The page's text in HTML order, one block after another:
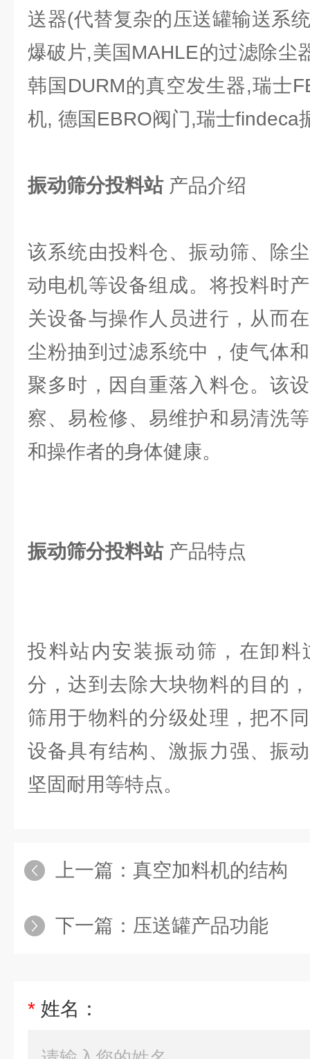
送器(代替复杂的压送罐输送系
爆破片,美国MAHLE的过滤除尘
韩国DURM的真空发生器,瑞士
机, 德国EBRO阀门,瑞士findeca
振动筛分投料站产品介绍
该系统由投料仓、振动筛、除
动电机等设备组成。将投料时
关设备与操作人员进行，从而
尘粉抽到过滤系统中，使气体
聚多时，因自重落入料仓。该
察、易检修、易维护和易清洗
和操作者的身体健康。
振动筛分投料站产品特点
投料站内安装振动筛，在卸料
分，达到去除大块物料的目的
筛用于物料的分级处理，把不
设备具有结构、激振力强、振
坚固耐用等特点。
上一篇： 真空加料机的结构
下一篇： 压送罐产品功能
* 姓名：